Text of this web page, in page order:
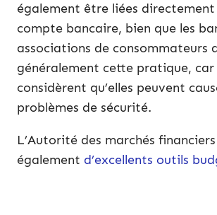
également être liées
compte bancaire, bien que les
associations de consommateurs
généralement cette pratique, car
considèrent qu’elles peuvent
problèmes de sécurité.
L’Autorité des marchés
également d’excellents outils